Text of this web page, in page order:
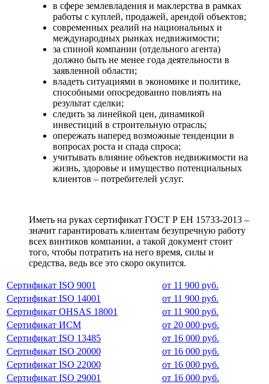
в сфере землевладения и маклерства в рамках
работы с куплей, продажей, арендой объектов;
современных реалий на национальных и
международных рынках недвижимости;
за спиной компании (отдельного агента)
должно быть не менее года деятельности в
заявленной области;
владеть ситуациями в экономике и политике,
способными опосредованно повлиять на
результат сделки;
следить за линейкой цен, динамикой
инвестиций в строительную отрасль;
опережать наперед возможные тенденции в
вопросах роста и спада спроса;
учитывать влияние объектов недвижимости на
жизнь, здоровье и имущество потенциальных
клиентов – потребителей услуг.
Иметь на руках сертификат ГОСТ Р ЕН 15733-2013 –
значит гарантировать клиентам безупречную работу
всех винтиков компании, а такой документ стоит
того, чтобы потратить на него время, силы и
средства, ведь все это скоро окупится.
Сертификат ISO 9001
от 11 900 руб.
Сертификат ISO 14001
от 11 900 руб.
Сертификат OHSAS 18001
от 11 900 руб.
Сертификат ИСМ
от 20 000 руб.
Сертификат ISO 13485
от 16 000 руб.
Сертификат ISO 20000
от 16 000 руб.
Сертификат ISO 22000
от 16 000 руб.
Сертификат ISO 29001
от 16 000 руб.